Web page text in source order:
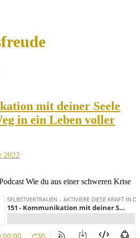
mit deiner Seele
in ein Leben voller
2022